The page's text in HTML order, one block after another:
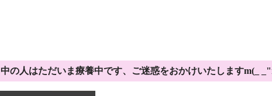
中の人はただいま療養中です、ご迷惑をおかけいたしますm(_